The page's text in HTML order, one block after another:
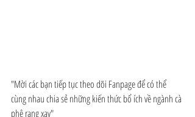
"Mời các bạn tiếp tục theo dõi Fanpage để có thể
cùng nhau chia sẻ những kiến thức bổ ích về ngành cà
phê rang xay"